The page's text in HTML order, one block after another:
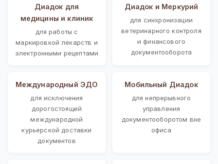
Диадок для
медицины и клиник
для работы с
маркировкой лекарств и
электронными рецептами
Диадок и Меркурий
для синхронизации
ветеринарного контроля
и финансового
документооборота
Международный ЭДО
для исключения
дорогостоящей
международной
курьерской доставки
документов
Мобильный Диадок
для непрерывного
управления
документооборотом вне
офиса